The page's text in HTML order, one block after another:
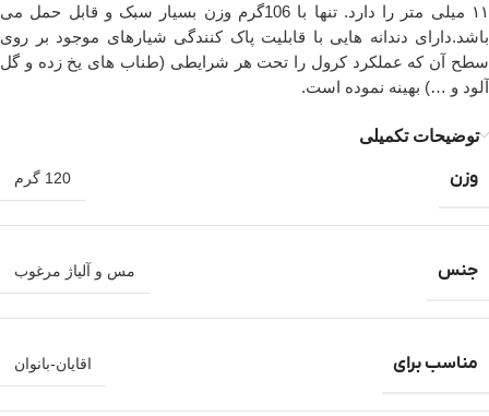
۱۱ میلی متر را دارد. تنها با 106گرم وزن بسیار سبک و قابل حمل می
باشد.دارای دندانه هایی با قابلیت پاک کنندگی شیارهای موجود بر روی
سطح آن که عملکرد کرول را تحت هر شرایطی (طناب های یخ زده و گل
آلود و …) بهینه نموده است.
توضیحات تکمیلی
وزن 120 گرم
جنس مس و آلیاژ مرغوب
مناسب برای اقایان-بانوان